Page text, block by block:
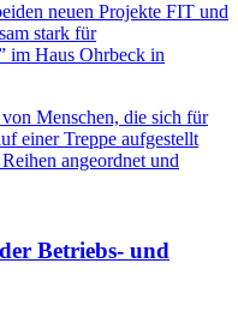
neuen Projekte FIT und
stark für
im Haus Ohrbeck in
Betriebs- und